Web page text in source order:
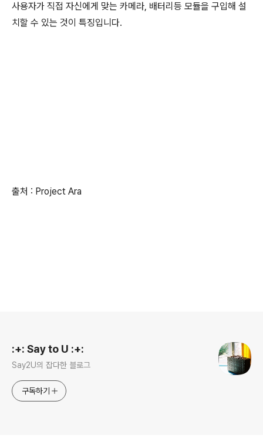
사용자가 직접 자신에게 맞는 카메라, 배터리등 모듈을 구입해 설
치할 수 있는 것이 특징입니다.
출처 : Project Ara
:+: Say to U :+:
Say2U의 잡다한 블로그
구독하기